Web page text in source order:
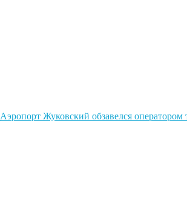
Аэропорт Жуковский обзавелся оператором